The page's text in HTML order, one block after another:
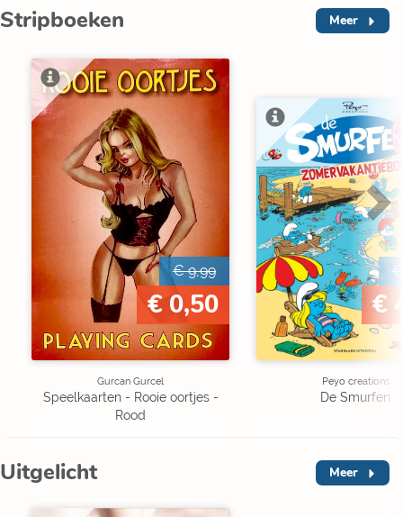
Stripboeken Meer
€ 9,99
€ 0,50
Gurcan Gurcel
Speelkaarten - Rooie oortjes -
Rood
€
Peyo creations
De Smurfen
Uitgelicht Meer